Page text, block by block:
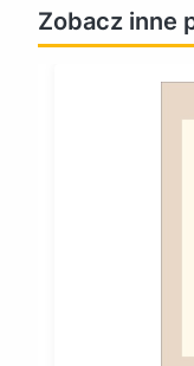
Zobacz inne